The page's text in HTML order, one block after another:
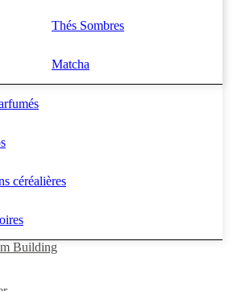
Thés Sombres
Matcha
céréalières
Building